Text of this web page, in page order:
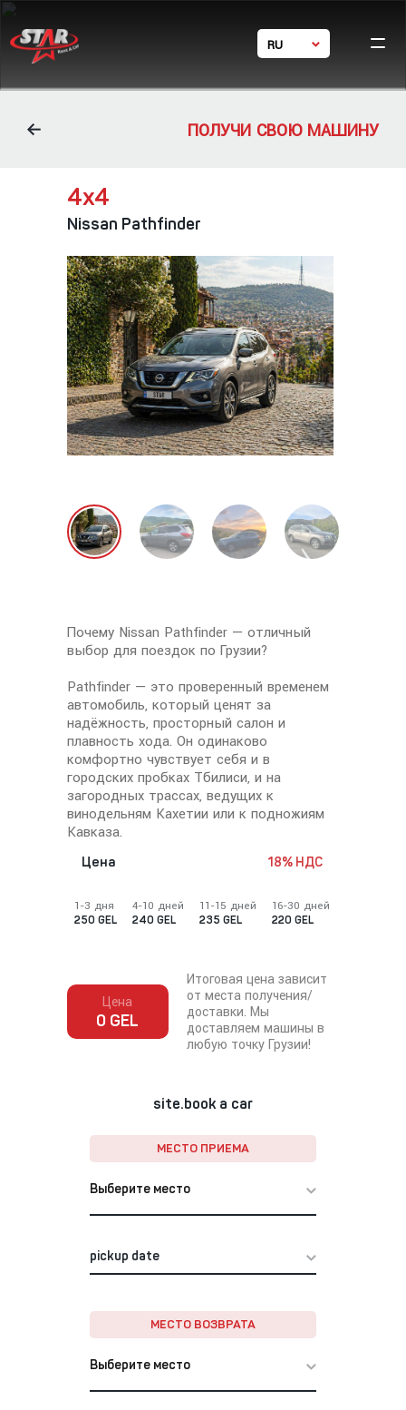
EN
RU
ПОЛУЧИ СВОЮ МАШИНУ
4х4
Nissan Pathfinder
Почему Nissan Pathfinder — отличный
выбор для поездок по Грузии?
Pathfinder — это проверенный временем
автомобиль, который ценят за
надёжность, просторный салон и
плавность хода. Он одинаково
комфортно чувствует себя и в
городских пробках Тбилиси, и на
загородных трассах, ведущих к
винодельням Кахетии или к подножиям
Кавказа.
Цена
1-3 дня
250 GEL
4-10 дней
240 GEL
11-15 дней
235 GEL
16-30 дней
220 GEL
18% НДС
Цена
0 GEL
Итоговая цена зависит
от места получения/
доставки. Мы
доставляем машины в
любую точку Грузии!
site.book a car
МЕСТО ПРИЕМА
Выберите место
МЕСТО ВОЗВРАТА
Выберите место